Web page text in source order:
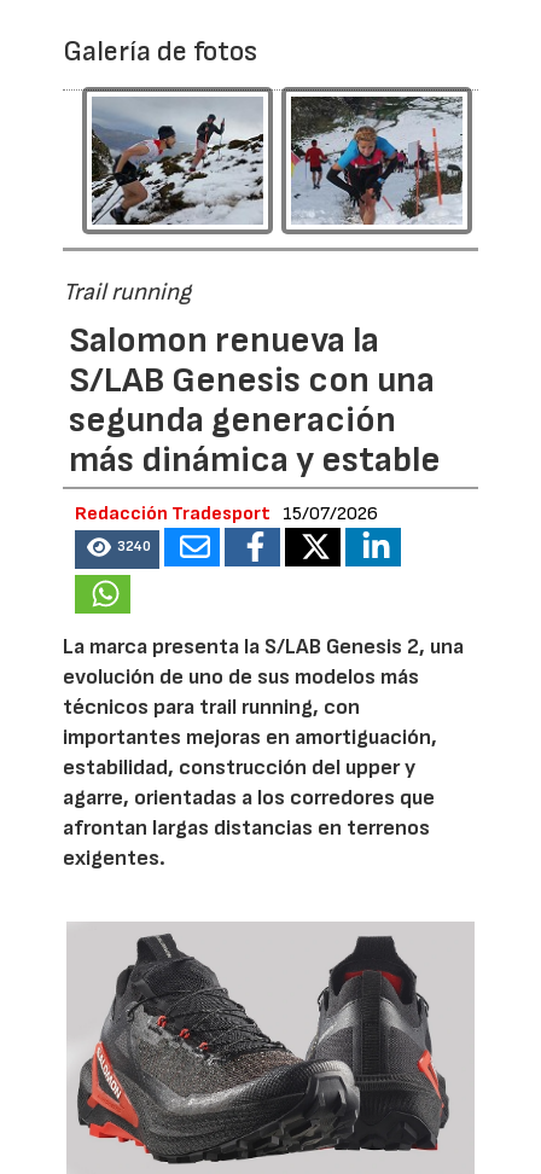
Galería de fotos
Trail running
Salomon renueva la
S/LAB Genesis con una
segunda generación
más dinámica y estable
Redacción Tradesport 15/07/2026
3240
La marca presenta la S/LAB Genesis 2, una
evolución de uno de sus modelos más
técnicos para trail running, con
importantes mejoras en amortiguación,
estabilidad, construcción del upper y
agarre, orientadas a los corredores que
afrontan largas distancias en terrenos
exigentes.